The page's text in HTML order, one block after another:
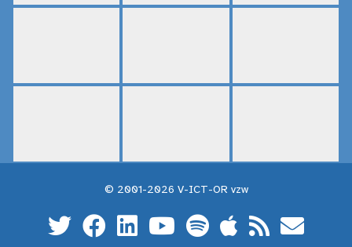
© 2001-2026 V-ICT-OR vzw